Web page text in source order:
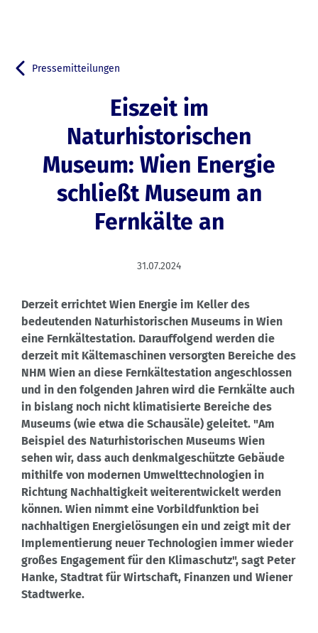
Zurück zu
Pressemitteilungen
Eiszeit im
Naturhistorischen
Museum: Wien Energie
schließt Museum an
Fernkälte an
31.07.2024
Derzeit errichtet Wien Energie im Keller des
bedeutenden Naturhistorischen Museums in Wien
eine Fernkältestation. Darauffolgend werden die
derzeit mit Kältemaschinen versorgten Bereiche des
NHM Wien an diese Fernkältestation angeschlossen
und in den folgenden Jahren wird die Fernkälte auch
in bislang noch nicht klimatisierte Bereiche des
Museums (wie etwa die Schausäle) geleitet. "Am
Beispiel des Naturhistorischen Museums Wien
sehen wir, dass auch denkmalgeschützte Gebäude
mithilfe von modernen Umwelttechnologien in
Richtung Nachhaltigkeit weiterentwickelt werden
können. Wien nimmt eine Vorbildfunktion bei
nachhaltigen Energielösungen ein und zeigt mit der
Implementierung neuer Technologien immer wieder
großes Engagement für den Klimaschutz", sagt Peter
Hanke, Stadtrat für Wirtschaft, Finanzen und Wiener
Stadtwerke.